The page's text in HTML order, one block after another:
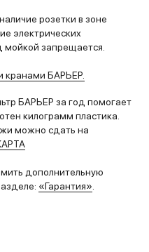
розетки в зоне
электрических
мойкой запрещается.
кранами БАРЬЕР.
БАРЬЕР за год помогает
килограмм пластика.
можно сдать на
дополнительную
«Гарантия»